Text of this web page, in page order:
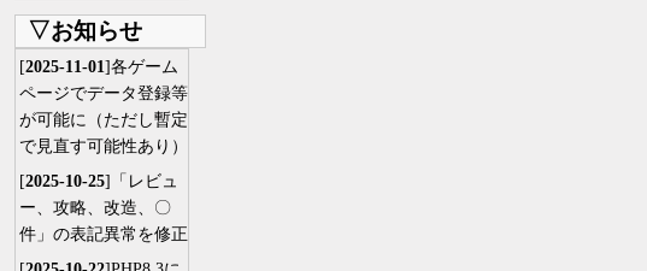
▽お知らせ
[2025-11-01]各ゲーム
ページでデータ登録等
が可能に（ただし暫定
で見直す可能性あり）
[2025-10-25]「レビュ
ー、攻略、改造、〇
件」の表記異常を修正